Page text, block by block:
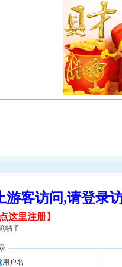
游客访问,请登
点这里注册】
帖子
用户名